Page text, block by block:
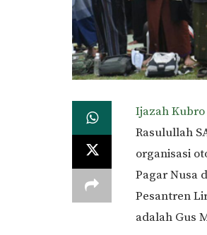
Ijazah Kubro
Rasulullah
organisasi
Pagar Nusa
Pesantren
adalah Gus